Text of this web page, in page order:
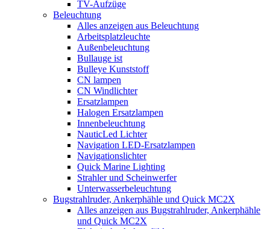
TV-Aufzüge
Beleuchtung
Alles anzeigen aus Beleuchtung
Arbeitsplatzleuchte
Außenbeleuchtung
Bullauge ist
Bulleye Kunststoff
CN lampen
CN Windlichter
Ersatzlampen
Halogen Ersatzlampen
Innenbeleuchtung
NauticLed Lichter
Navigation LED-Ersatzlampen
Navigationslichter
Quick Marine Lighting
Strahler und Scheinwerfer
Unterwasserbeleuchtung
Bugstrahlruder, Ankerphähle und Quick MC2X
Alles anzeigen aus Bugstrahlruder, Ankerphähle
und Quick MC2X